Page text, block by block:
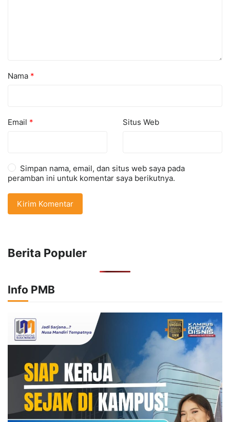
Nama *
Email * Situs Web
Simpan nama, email, dan situs web saya pada
peramban ini untuk komentar saya berikutnya.
Berita Populer
Info PMB